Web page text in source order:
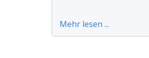
Mehr lesen ...